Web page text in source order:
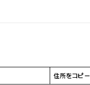
住所をコピー